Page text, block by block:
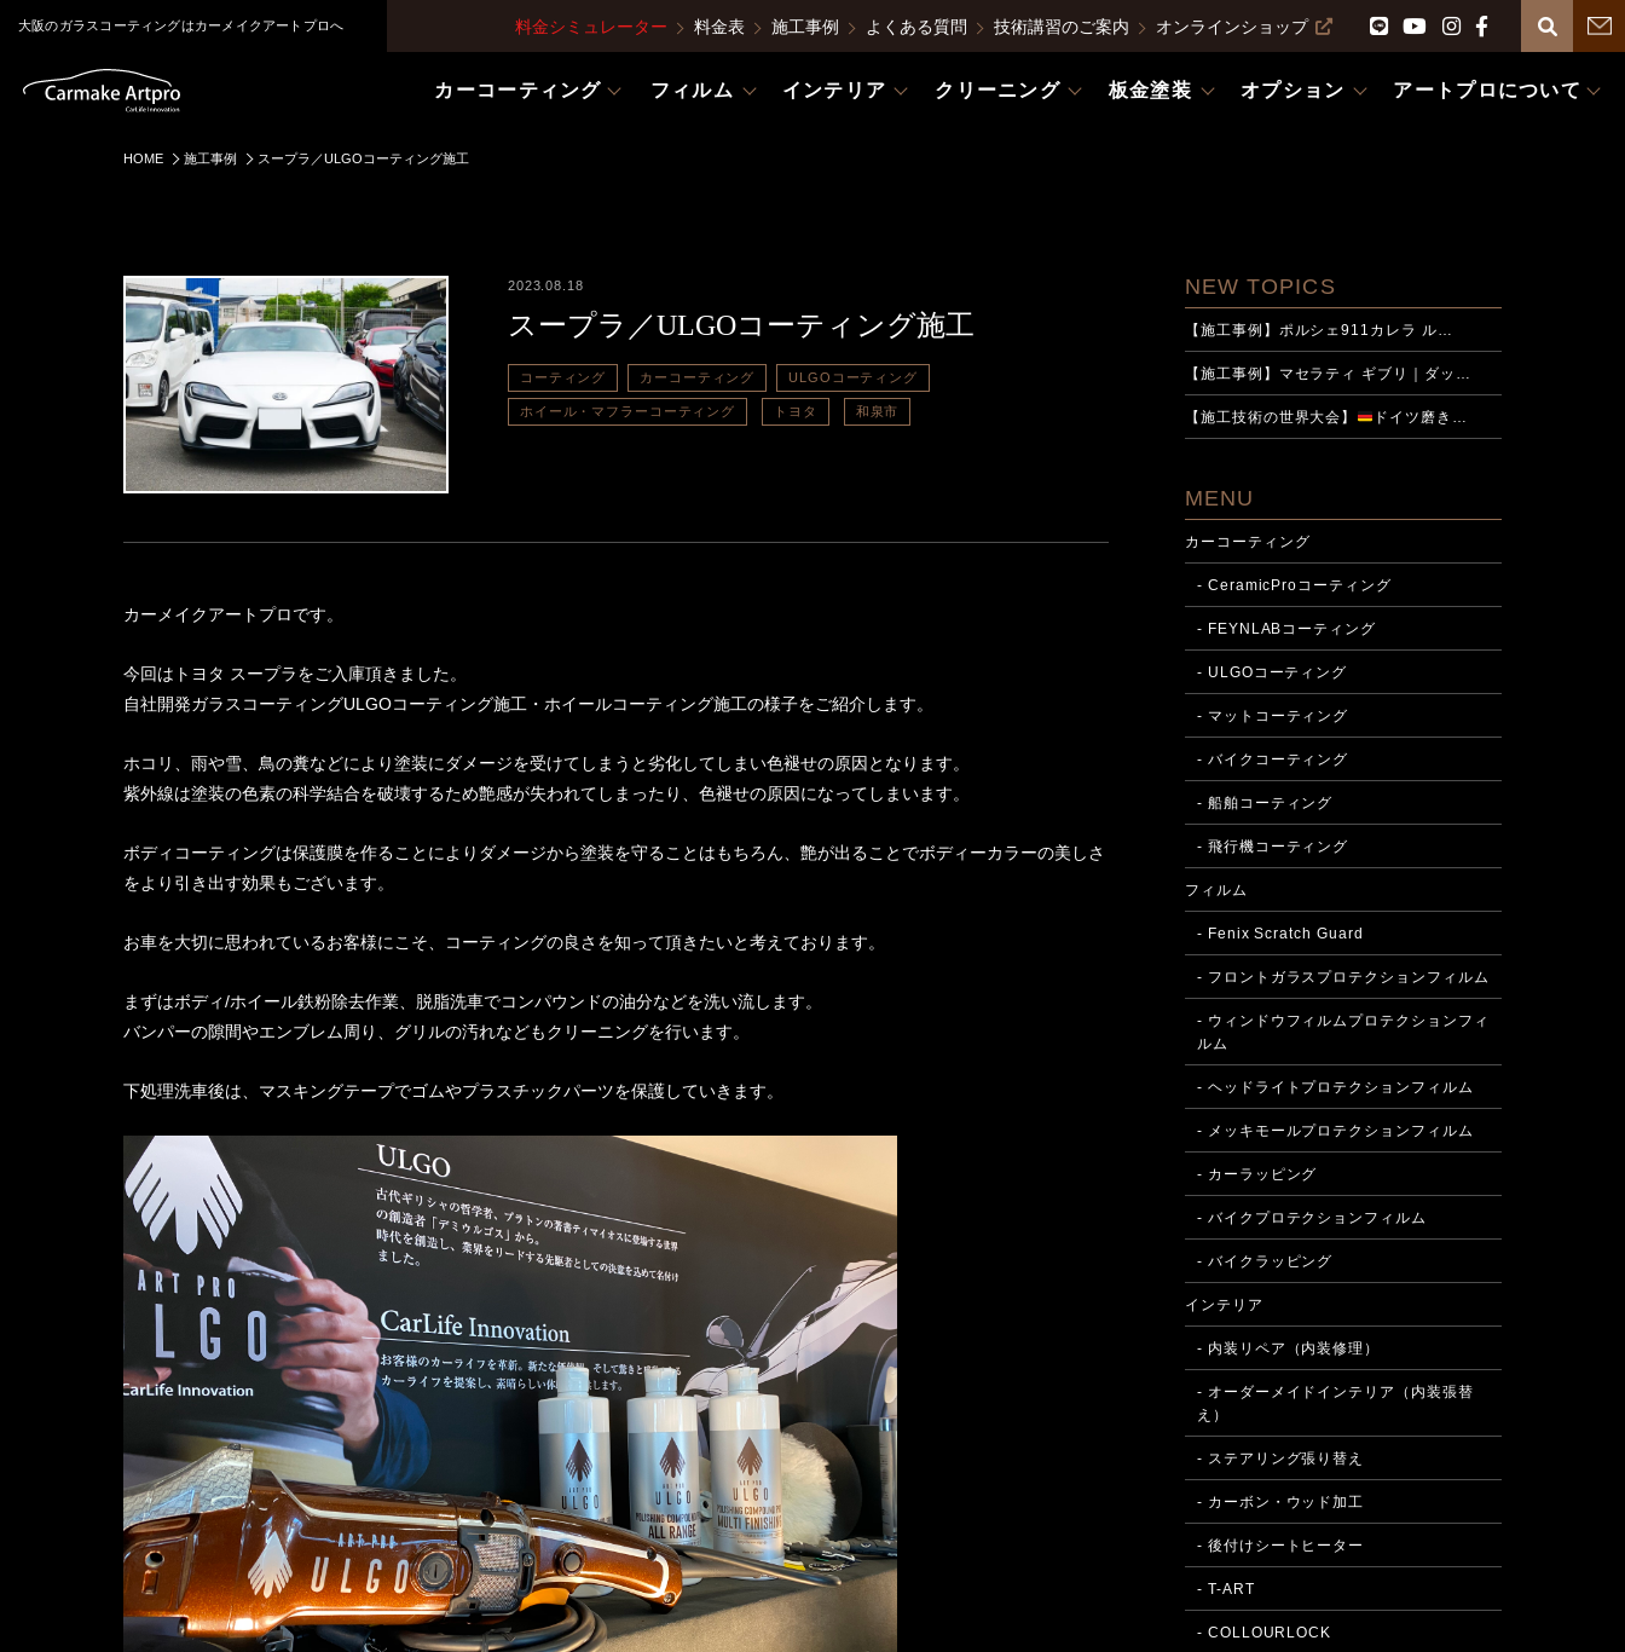
大阪のガラスコーティングはカーメイクアートプロへ 料金シミュレーター 料金表 施工事例 よくある質問 技術講習のご案内 オンラインショップ
カーコーティング フィルム インテリア クリーニング 板金塗装 オプション アートプロについて
HOME 施工事例 スープラ／ULGOコーティング施工
2023.08.18
スープラ／ULGOコーティング施工
コーティング カーコーティング ULGOコーティング
ホイール・マフラーコーティング トヨタ 和泉市
カーメイクアートプロです。
今回はトヨタ スープラをご入庫頂きました。
自社開発ガラスコーティングULGOコーティング施工・ホイールコーティング施工の様子をご紹介します。
ホコリ、雨や雪、鳥の糞などにより塗装にダメージを受けてしまうと劣化してしまい色褪せの原因となります。
紫外線は塗装の色素の科学結合を破壊するため艶感が失われてしまったり、色褪せの原因になってしまいます。
ボディコーティングは保護膜を作ることによりダメージから塗装を守ることはもちろん、艶が出ることでボディーカラーの美しさ
をより引き出す効果もございます。
お車を大切に思われているお客様にこそ、コーティングの良さを知って頂きたいと考えております。
まずはボディ/ホイール鉄粉除去作業、脱脂洗車でコンパウンドの油分などを洗い流します。
バンパーの隙間やエンブレム周り、グリルの汚れなどもクリーニングを行います。
下処理洗車後は、マスキングテープでゴムやプラスチックパーツを保護していきます。
NEW TOPICS
【施工事例】ポルシェ911カレラ ル…
【施工事例】マセラティ ギブリ｜ダッ…
【施工技術の世界大会】 ドイツ磨き…
MENU
カーコーティング
- CeramicProコーティング
- FEYNLABコーティング
- ULGOコーティング
- マットコーティング
- バイクコーティング
- 船舶コーティング
- 飛行機コーティング
フィルム
- Fenix Scratch Guard
- フロントガラスプロテクションフィルム
- ウィンドウフィルムプロテクションフィ
ルム
- ヘッドライトプロテクションフィルム
- メッキモールプロテクションフィルム
- カーラッピング
- バイクプロテクションフィルム
- バイクラッピング
インテリア
- 内装リペア（内装修理）
- オーダーメイドインテリア（内装張替
え）
- ステアリング張り替え
- カーボン・ウッド加工
- 後付けシートヒーター
- T-ART
- COLLOURLOCK